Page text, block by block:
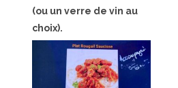
(ou un verre de vin au
choix).